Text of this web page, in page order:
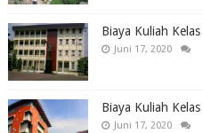
Biaya Kuliah
Juni 17, 2020
Biaya Kuliah
Juni 17, 2020